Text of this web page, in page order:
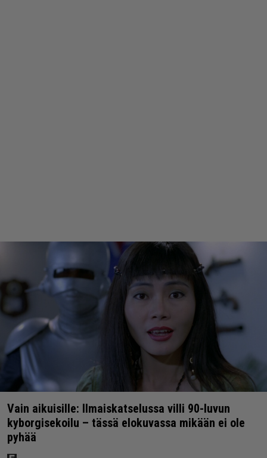
Vain aikuisille: Ilmaiskatselussa villi 90-luvun
kyborgisekoilu – tässä elokuvassa mikään ei ole
pyhää